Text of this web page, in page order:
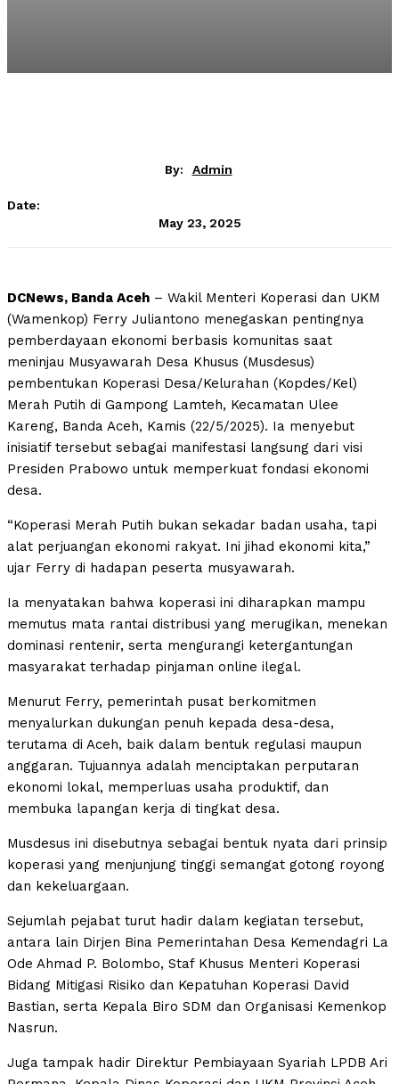
By: Admin
Date:
May 23, 2025
DCNews, Banda Aceh – Wakil Menteri Koperasi dan UKM
(Wamenkop) Ferry Juliantono menegaskan pentingnya
pemberdayaan ekonomi berbasis komunitas saat
meninjau Musyawarah Desa Khusus (Musdesus)
pembentukan Koperasi Desa/Kelurahan (Kopdes/Kel)
Merah Putih di Gampong Lamteh, Kecamatan Ulee
Kareng, Banda Aceh, Kamis (22/5/2025). Ia menyebut
inisiatif tersebut sebagai manifestasi langsung dari visi
Presiden Prabowo untuk memperkuat fondasi ekonomi
desa.
“Koperasi Merah Putih bukan sekadar badan usaha, tapi
alat perjuangan ekonomi rakyat. Ini jihad ekonomi kita,”
ujar Ferry di hadapan peserta musyawarah.
Ia menyatakan bahwa koperasi ini diharapkan mampu
memutus mata rantai distribusi yang merugikan, menekan
dominasi rentenir, serta mengurangi ketergantungan
masyarakat terhadap pinjaman online ilegal.
Menurut Ferry, pemerintah pusat berkomitmen
menyalurkan dukungan penuh kepada desa-desa,
terutama di Aceh, baik dalam bentuk regulasi maupun
anggaran. Tujuannya adalah menciptakan perputaran
ekonomi lokal, memperluas usaha produktif, dan
membuka lapangan kerja di tingkat desa.
Musdesus ini disebutnya sebagai bentuk nyata dari prinsip
koperasi yang menjunjung tinggi semangat gotong royong
dan kekeluargaan.
Sejumlah pejabat turut hadir dalam kegiatan tersebut,
antara lain Dirjen Bina Pemerintahan Desa Kemendagri La
Ode Ahmad P. Bolombo, Staf Khusus Menteri Koperasi
Bidang Mitigasi Risiko dan Kepatuhan Koperasi David
Bastian, serta Kepala Biro SDM dan Organisasi Kemenkop
Nasrun.
Juga tampak hadir Direktur Pembiayaan Syariah LPDB Ari